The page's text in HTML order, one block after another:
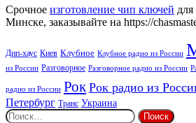
Срочное изготовление чип ключей
Минске, заказывайте на https://
Дип-хаус Киев Клубное Клубное радио из России
из России Разговорное Разговорное радио из России
радио из России Рок Рок радио из
Петербург Транс Украина
Найти: